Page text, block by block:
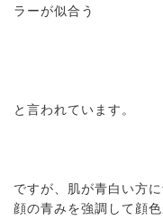
ラーが似合う
と言われています。
ですが、肌が青白い方
顔の青みを強調して顔